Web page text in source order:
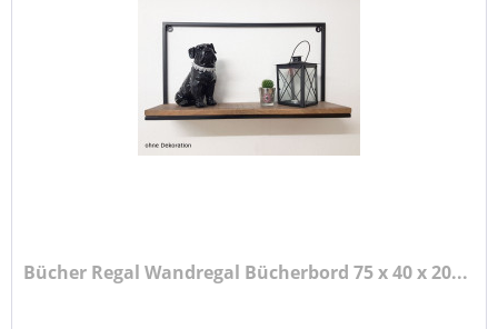
Bücher Regal Wandregal Bücherbord 75 x 40 x 20...